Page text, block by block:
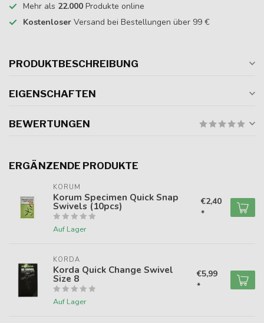
Mehr als 22.000 Produkte online
Kostenloser Versand bei Bestellungen über 99 €
PRODUKTBESCHREIBUNG
EIGENSCHAFTEN
BEWERTUNGEN
ERGÄNZENDE PRODUKTE
KORUM
Korum Specimen Quick Snap
Swivels (10pcs)
Auf Lager
€2,40
*
KORDA
Korda Quick Change Swivel
Size 8
Auf Lager
€5,99
*